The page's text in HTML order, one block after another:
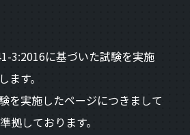
3:2016に基づいた試験を実施
ます。
を実施したページにつきまして
拠しております。